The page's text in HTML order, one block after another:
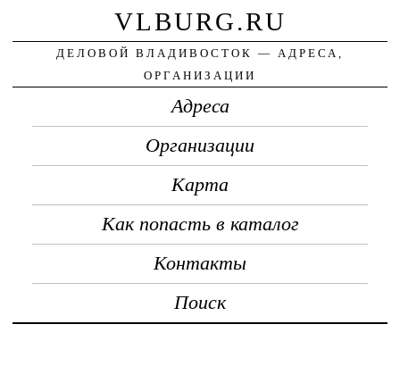
VLBURG.RU
ДЕЛОВОЙ ВЛАДИВОСТОК — АДРЕСА,
ОРГАНИЗАЦИИ
Адреса
Организации
Карта
Как попасть в каталог
Контакты
Поиск